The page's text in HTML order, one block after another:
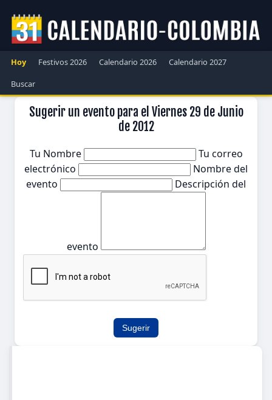
Hoy Festivos 2026 Calendario 2026
Calendario 2027
Buscar
Sugerir un evento para el Viernes 29 de Junio
de 2012
Tu Nombre
Tu correo
electrónico
Nombre del
evento
Descripción del
evento
Sugerir